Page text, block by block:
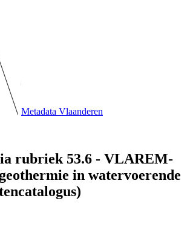
Metadata Vlaanderen
rubriek 53.6 - VLAREM-
in watervoerende